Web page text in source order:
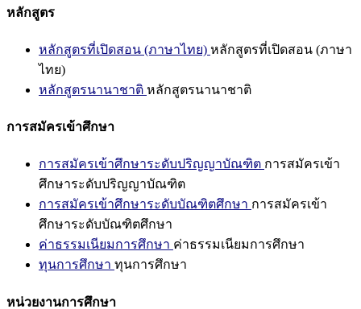
หลักสูตร
หลักสูตรที่เปิดสอน (ภาษาไทย) หลักสูตรที่เปิดสอน (ภาษา
ไทย)
หลักสูตรนานาชาติ หลักสูตรนานาชาติ
การสมัครเข้าศึกษา
การสมัครเข้าศึกษาระดับปริญญาบัณฑิต การสมัครเข้า
ศึกษาระดับปริญญาบัณฑิต
การสมัครเข้าศึกษาระดับบัณฑิตศึกษา การสมัครเข้า
ศึกษาระดับบัณฑิตศึกษา
ค่าธรรมเนียมการศึกษา ค่าธรรมเนียมการศึกษา
ทุนการศึกษา ทุนการศึกษา
หน่วยงานการศึกษา